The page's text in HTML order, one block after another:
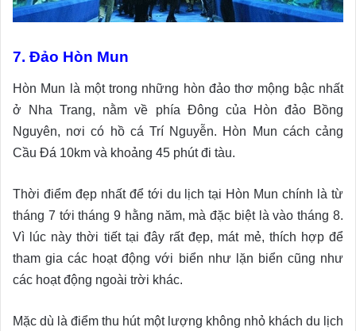
7. Đảo Hòn Mun
Hòn Mun là một trong những hòn đảo thơ mộng bậc nhất
ở Nha Trang, nằm về phía Đông của Hòn đảo Bồng
Nguyên, nơi có hồ cá Trí Nguyễn. Hòn Mun cách cảng
Cầu Đá 10km và khoảng 45 phút đi tàu.
Thời điểm đẹp nhất để tới du lịch tại Hòn Mun chính là từ
tháng 7 tới tháng 9 hằng năm, mà đặc biệt là vào tháng 8.
Vì lúc này thời tiết tại đây rất đẹp, mát mẻ, thích hợp để
tham gia các hoạt động với biển như lặn biển cũng như
các hoạt động ngoài trời khác.
Mặc dù là điểm thu hút một lượng không nhỏ khách du lịch